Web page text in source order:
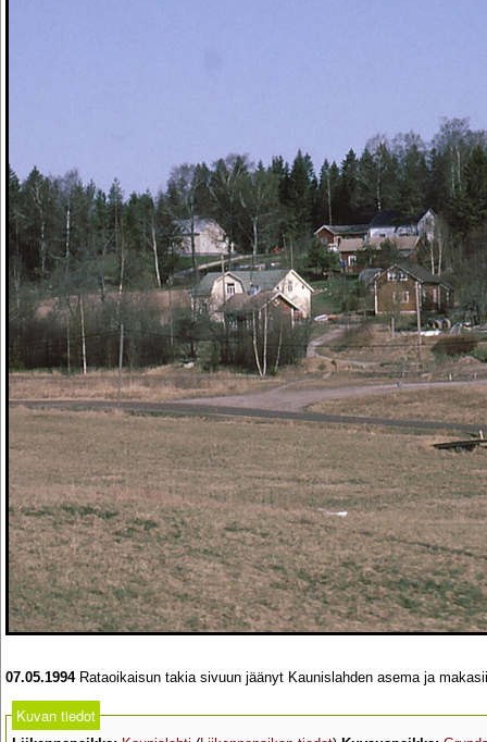
07.05.1994Rataoikaisun takia sivuun jäänyt Kaunislahden asema ja
Kuvan tiedot